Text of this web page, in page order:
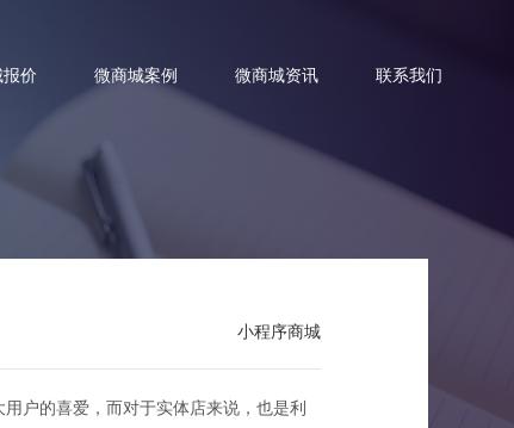
价 微商城案例 微商城资讯 联系我们
小程序商城
户的喜爱，而对于实体店来说，也是利